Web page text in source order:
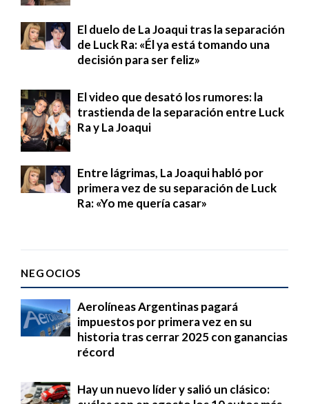
El duelo de La Joaqui tras la separación
de Luck Ra: «Él ya está tomando una
decisión para ser feliz»
El video que desató los rumores: la
trastienda de la separación entre Luck
Ra y La Joaqui
Entre lágrimas, La Joaqui habló por
primera vez de su separación de Luck
Ra: «Yo me quería casar»
NEGOCIOS
Aerolíneas Argentinas pagará
impuestos por primera vez en su
historia tras cerrar 2025 con ganancias
récord
Hay un nuevo líder y salió un clásico: